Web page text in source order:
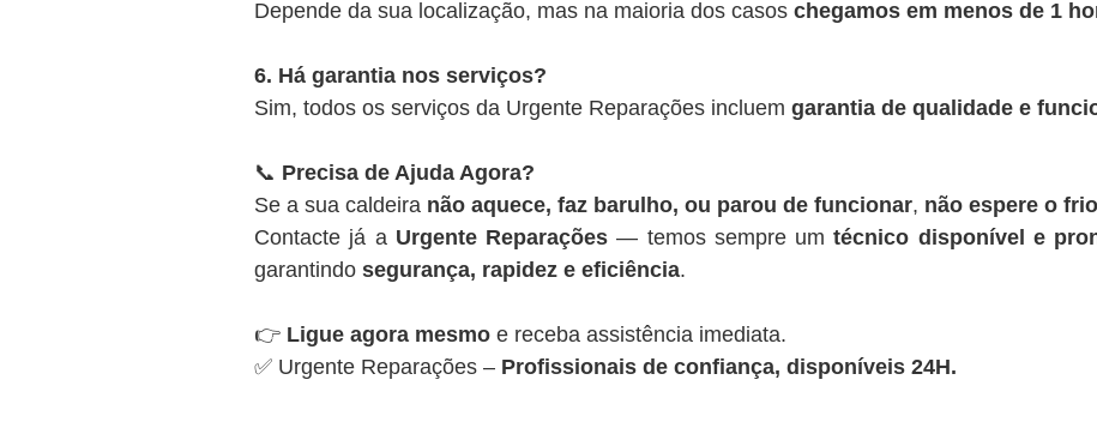
Depende da sua localização, mas na maioria dos casos chegamos em menos de 1
6. Há garantia nos serviços?
Sim, todos os serviços da Urgente Reparações incluem garantia de qualidade e
📞 Precisa de Ajuda Agora?
Se a sua caldeira não aquece, faz barulho, ou parou de funcionar, não espere o
Contacte já a Urgente Reparações — temos sempre umtécnico disponível e
garantindo segurança, rapidez e eficiência.
👉 Ligue agora mesmo e receba assistência imediata.
✅ Urgente Reparações – Profissionais de confiança, disponíveis 24H.